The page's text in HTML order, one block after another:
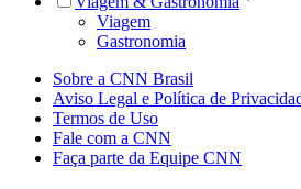
Viagem
Gastronomia
Sobre a CNN Brasil
Aviso Legal e Política de
Termos de Uso
Fale com a CNN
Faça parte da Equipe CNN